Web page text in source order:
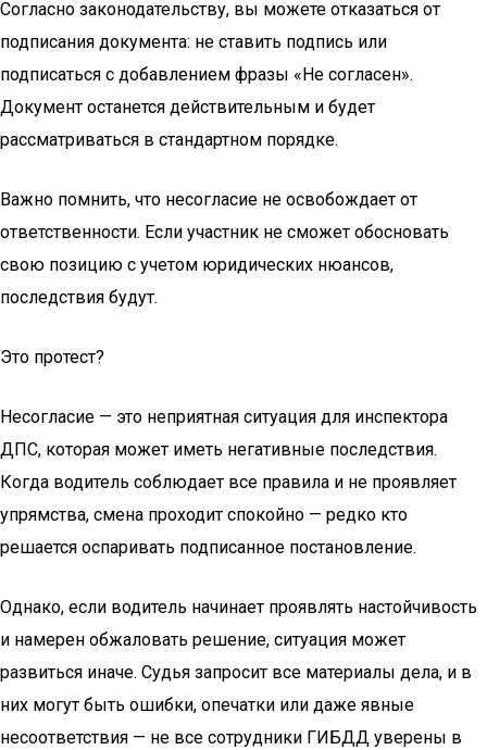
Согласно законодательству, вы можете отказаться от
подписания документа: не ставить подпись или
подписаться с добавлением фразы «Не согласен».
Документ останется действительным и будет
рассматриваться в стандартном порядке.
Важно помнить, что несогласие не освобождает от
ответственности. Если участник не сможет обосновать
свою позицию с учетом юридических нюансов,
последствия будут.
Это протест?
Несогласие — это неприятная ситуация для инспектора
ДПС, которая может иметь негативные последствия.
Когда водитель соблюдает все правила и не проявляет
упрямства, смена проходит спокойно — редко кто
решается оспаривать подписанное постановление.
Однако, если водитель начинает проявлять настойчивость
и намерен обжаловать решение, ситуация может
развиться иначе. Судья запросит все материалы дела, и в
них могут быть ошибки, опечатки или даже явные
несоответствия — не все сотрудники ГИБДД уверены в